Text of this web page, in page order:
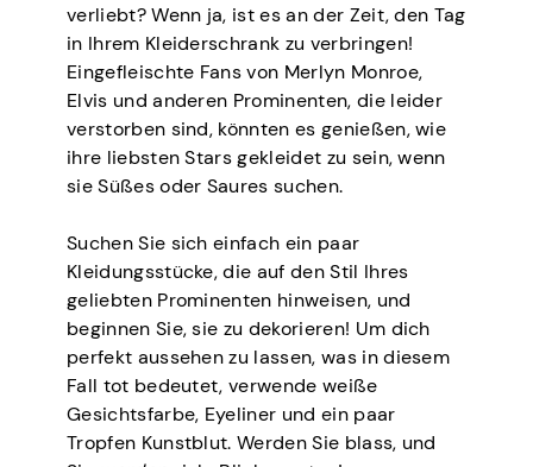
verliebt? Wenn ja, ist es an der Zeit, den Tag
in Ihrem Kleiderschrank zu verbringen!
Eingefleischte Fans von Merlyn Monroe,
Elvis und anderen Prominenten, die leider
verstorben sind, könnten es genießen, wie
ihre liebsten Stars gekleidet zu sein, wenn
sie Süßes oder Saures suchen.
Suchen Sie sich einfach ein paar
Kleidungsstücke, die auf den Stil Ihres
geliebten Prominenten hinweisen, und
beginnen Sie, sie zu dekorieren! Um dich
perfekt aussehen zu lassen, was in diesem
Fall tot bedeutet, verwende weiße
Gesichtsfarbe, Eyeliner und ein paar
Tropfen Kunstblut. Werden Sie blass, und